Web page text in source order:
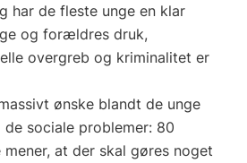
har de fleste unge en klar
og forældres druk,
overgreb og kriminalitet er
ønske blandt de unge
sociale problemer: 80
at der skal gøres noget